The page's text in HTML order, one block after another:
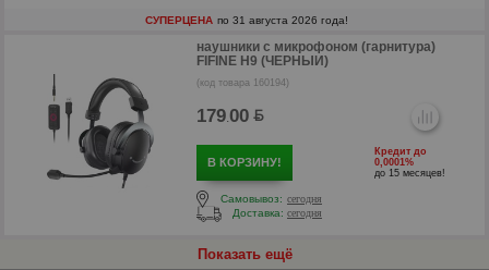
СУПЕРЦЕНА по 31 августа 2026 года!
наушники с микрофоном (гарнитура)
FIFINE H9 (ЧЕРНЫЙ)
(код товара 160194)
179.00
В КОРЗИНУ!
Кредит до
0,0001%
до 15 месяцев!
Самовывоз: сегодня
Доставка: сегодня
Показать ещё